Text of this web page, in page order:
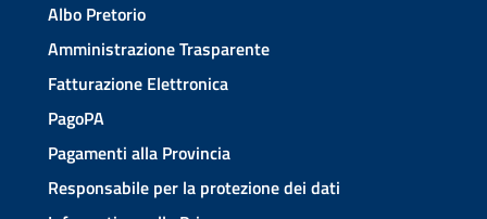
Albo Pretorio
Amministrazione Trasparente
Fatturazione Elettronica
PagoPA
Pagamenti alla Provincia
Responsabile per la protezione dei dati